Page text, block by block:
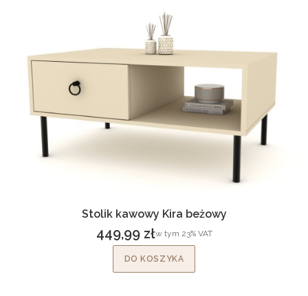
Stolik kawowy Kira beżowy
Cena brutto
449,99 złw tym %s VAT
w tym 23%VAT
DO KOSZYKA